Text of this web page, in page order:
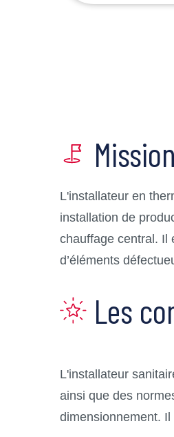
L'installateur en
installation de
chauffage central. Il
d’éléments
Les
L'installateur
ainsi que des
dimensionnement.